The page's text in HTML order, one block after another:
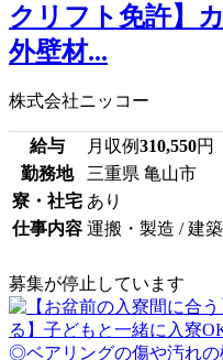
クリフト免許】
外壁材...
株式会社ニッコー
給与 月収例310,550円
勤務地
三重県 亀山市
寮・社宅 あり
仕事内容 運搬・製造 / 建
募集が停止しています